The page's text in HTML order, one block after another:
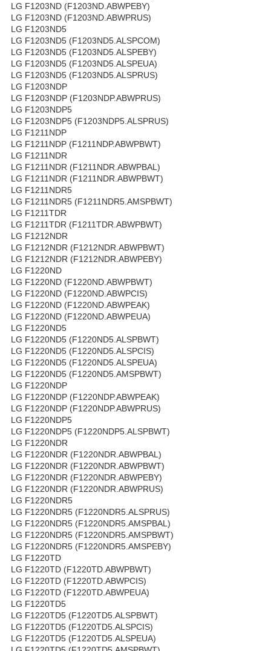
LG F1203ND (F1203ND.ABWPEBY)
LG F1203ND (F1203ND.ABWPRUS)
LG F1203ND5
LG F1203ND5 (F1203ND5.ALSPCOM)
LG F1203ND5 (F1203ND5.ALSPEBY)
LG F1203ND5 (F1203ND5.ALSPEUA)
LG F1203ND5 (F1203ND5.ALSPRUS)
LG F1203NDP
LG F1203NDP (F1203NDP.ABWPRUS)
LG F1203NDP5
LG F1203NDP5 (F1203NDP5.ALSPRUS)
LG F1211NDP
LG F1211NDP (F1211NDP.ABWPBWT)
LG F1211NDR
LG F1211NDR (F1211NDR.ABWPBAL)
LG F1211NDR (F1211NDR.ABWPBWT)
LG F1211NDR5
LG F1211NDR5 (F1211NDR5.AMSPBWT)
LG F1211TDR
LG F1211TDR (F1211TDR.ABWPBWT)
LG F1212NDR
LG F1212NDR (F1212NDR.ABWPBWT)
LG F1212NDR (F1212NDR.ABWPEBY)
LG F1220ND
LG F1220ND (F1220ND.ABWPBWT)
LG F1220ND (F1220ND.ABWPCIS)
LG F1220ND (F1220ND.ABWPEAK)
LG F1220ND (F1220ND.ABWPEUA)
LG F1220ND5
LG F1220ND5 (F1220ND5.ALSPBWT)
LG F1220ND5 (F1220ND5.ALSPCIS)
LG F1220ND5 (F1220ND5.ALSPEUA)
LG F1220ND5 (F1220ND5.AMSPBWT)
LG F1220NDP
LG F1220NDP (F1220NDP.ABWPEAK)
LG F1220NDP (F1220NDP.ABWPRUS)
LG F1220NDP5
LG F1220NDP5 (F1220NDP5.ALSPBWT)
LG F1220NDR
LG F1220NDR (F1220NDR.ABWPBAL)
LG F1220NDR (F1220NDR.ABWPBWT)
LG F1220NDR (F1220NDR.ABWPEBY)
LG F1220NDR (F1220NDR.ABWPRUS)
LG F1220NDR5
LG F1220NDR5 (F1220NDR5.ALSPRUS)
LG F1220NDR5 (F1220NDR5.AMSPBAL)
LG F1220NDR5 (F1220NDR5.AMSPBWT)
LG F1220NDR5 (F1220NDR5.AMSPEBY)
LG F1220TD
LG F1220TD (F1220TD.ABWPBWT)
LG F1220TD (F1220TD.ABWPCIS)
LG F1220TD (F1220TD.ABWPEUA)
LG F1220TD5
LG F1220TD5 (F1220TD5.ALSPBWT)
LG F1220TD5 (F1220TD5.ALSPCIS)
LG F1220TD5 (F1220TD5.ALSPEUA)